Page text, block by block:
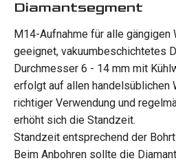
Diamantsegment
M14-Aufnahme für alle gängigen
geeignet, vakuumbeschichtetes
Durchmesser 6 - 14 mm mit
erfolgt auf allen handelsüblichen
richtiger Verwendung und
erhöht sich die Standzeit.
Standzeit entsprechend der
Beim Anbohren sollte die